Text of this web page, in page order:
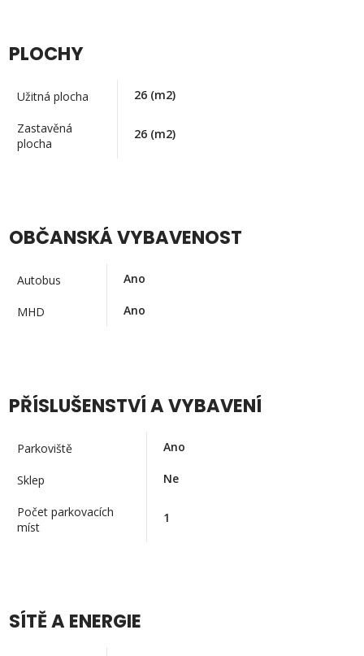
PLOCHY
Užitná plocha 26 (m2)
Zastavěná
plocha
26 (m2)
OBČANSKÁ VYBAVENOST
Autobus Ano
MHD Ano
PŘÍSLUŠENSTVÍ A VYBAVENÍ
Parkoviště Ano
Sklep Ne
Počet parkovacích
míst
1
SÍTĚ A ENERGIE